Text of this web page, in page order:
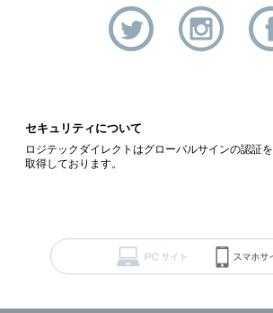
セキュリティについて
ロジテックダイレクトはグローバルサインの認証を
取得しております。